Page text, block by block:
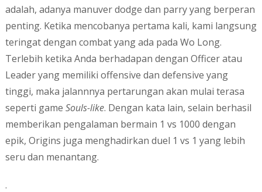
adalah, adanya manuver dodge dan parry yang berperan
penting. Ketika mencobanya pertama kali, kami langsung
teringat dengan combat yang ada pada Wo Long.
Terlebih ketika Anda berhadapan dengan Officer atau
Leader yang memiliki offensive dan defensive yang
tinggi, maka jalannnya pertarungan akan mulai terasa
seperti game Souls-like. Dengan kata lain, selain berhasil
memberikan pengalaman bermain 1 vs 1000 dengan
epik, Origins juga menghadirkan duel 1 vs 1 yang lebih
seru dan menantang.
.